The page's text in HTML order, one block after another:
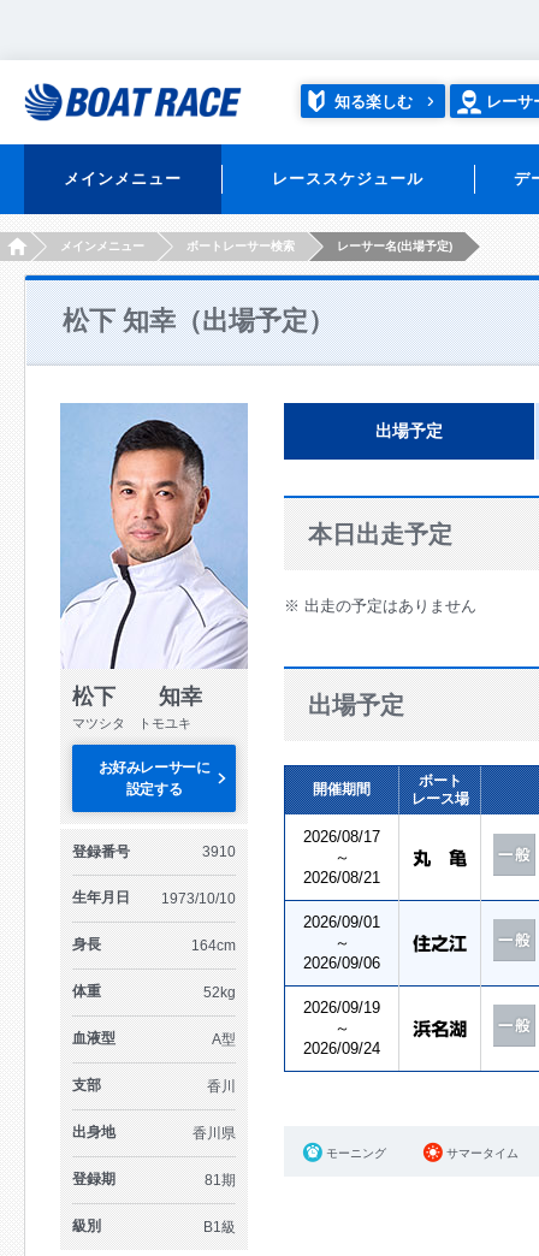
知る楽しむ レーサ
メインメニュー レーススケジュール デ
HOMEメインメニュー ボートレーサー検索 レーサー名(出場予定)
松下 知幸（出場予定）
松下 知幸
マツシタ トモユキ
お好みレーサーに
設定する
登録番号 3910
生年月日 1973/10/10
身長 164cm
体重 52kg
血液型 A型
支部 香川
出身地 香川県
登録期 81期
級別 B1級
出場予定
本日出走予定
※ 出走の予定はありません
出場予定
開催期間
ボート
レース場
2026/08/17
～
2026/08/21
2026/09/01
～
2026/09/06
2026/09/19
～
2026/09/24
モーニング サマータイム